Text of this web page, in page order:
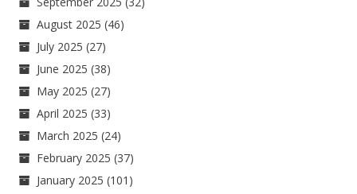
August 2025 (46)
July 2025 (27)
June 2025 (38)
May 2025 (27)
April 2025 (33)
March 2025 (24)
February 2025 (37)
January 2025 (101)